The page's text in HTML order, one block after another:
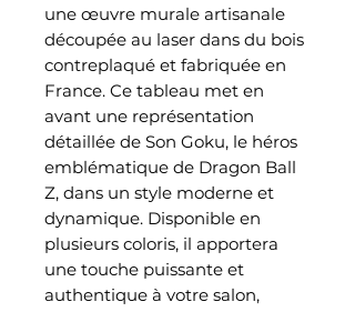
une œuvre murale artisanale
découpée au laser dans du bois
contreplaqué et fabriquée en
France. Ce tableau met en
avant une représentation
détaillée de Son Goku, le héros
emblématique de Dragon Ball
Z, dans un style moderne et
dynamique. Disponible en
plusieurs coloris, il apportera
une touche puissante et
authentique à votre salon,